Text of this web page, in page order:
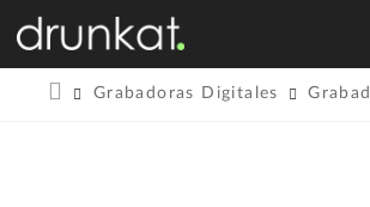
Grabadoras Digitales